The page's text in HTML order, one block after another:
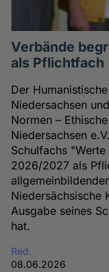
Verbände
als Pflichtfach
Der
Niedersachsen
Normen –
Niedersachsen
Schulfachs
2026/2027 als
Niedersächsische
Ausgabe seines
hat.
Red.
08.06.2026